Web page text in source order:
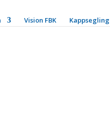
Vision FBK Kappsegling